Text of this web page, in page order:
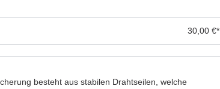
30,00 €*
besteht aus stabilen Drahtseilen, welche